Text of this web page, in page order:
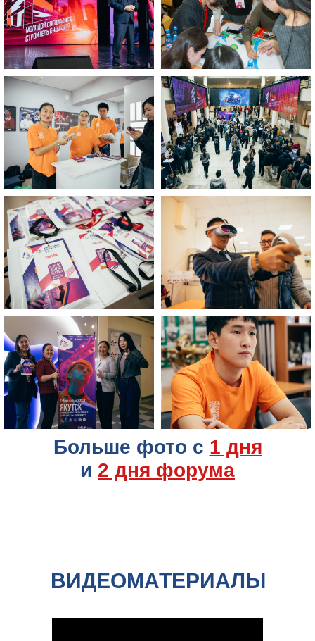
Больше фото с 1 дня
и 2 дня форума
ВИДЕОМАТЕРИАЛЫ